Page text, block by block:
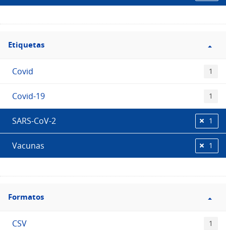
Filtro
Etiquetas
Etiquetas
Covid 1
Covid-19 1
SARS-CoV-2 1
Vacunas 1
Filtro
Formatos
Formatos
CSV 1